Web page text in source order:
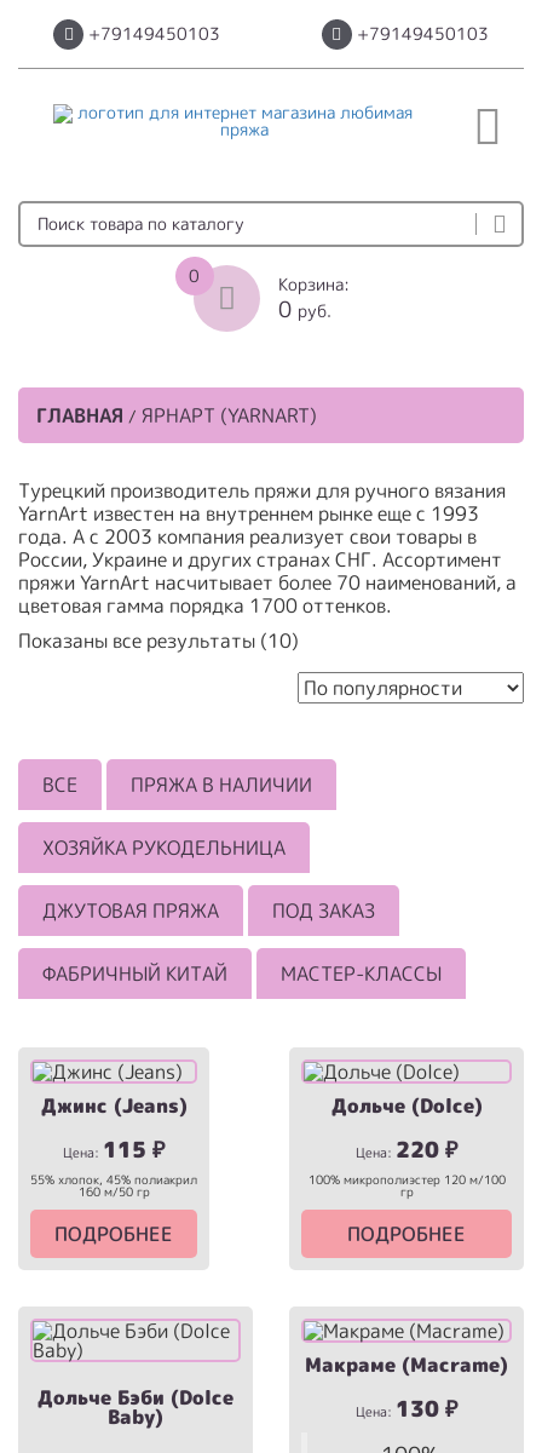
+79149450103 +79149450103
0 Корзина:
0 руб.
ГЛАВНАЯ / ЯРНАРТ (YARNART)
Турецкий производитель пряжи для ручного вязания
YarnArt известен на внутреннем рынке еще с 1993
года. А с 2003 компания реализует свои товары в
России, Украине и других странах СНГ. Ассортимент
пряжи YarnArt насчитывает более 70 наименований, а
цветовая гамма порядка 1700 оттенков.
Показаны все результаты (10)
популярности
ВСЕ ПРЯЖА В НАЛИЧИИ
ХОЗЯЙКА РУКОДЕЛЬНИЦА
ДЖУТОВАЯ ПРЯЖА ПОД ЗАКАЗ
ФАБРИЧНЫЙ КИТАЙ МАСТЕР-КЛАССЫ
Джинс (Jeans)
Цена: 115 ₽
55% хлопок, 45% полиакрил
160 м/50 гр
ПОДРОБНЕЕ
Дольче (Dolce)
Цена: 220 ₽
100% микрополиэстер 120 м/100
гр
ПОДРОБНЕЕ
Дольче Бэби (Dolce
Baby)
Макраме (Macrame)
Цена: 130 ₽